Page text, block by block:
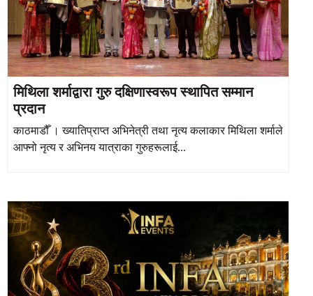
मिथिला शर्माद्वारा गुरु दक्षिणास्वरूप स्थापित सम्मान
प्रदान
काठमाडौँ । ख्यातिप्राप्त अभिनेत्री तथा नृत्य कलाकार मिथिला शर्माले
आफ्नो नृत्य र अभिनय यात्राका गुरुहरूलाई...